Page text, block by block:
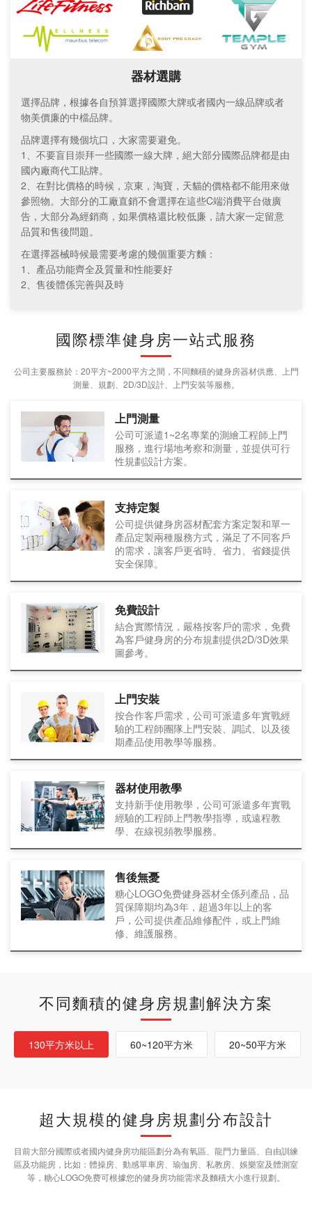
器材選購
選擇品牌，根據各自預算選擇國際大牌或者國內一線品牌或者
物美價廉的中檔品牌。
品牌選擇有幾個坑口，大家需要避免。
1、不要盲目崇拜一些國際一線大牌，絕大部分國際品牌都是由
國內廠商代工貼牌。
2、在對比價格的時候，京東，淘寶，天貓的價格都不能用來做
參照物。大部分的工廠直銷不會選擇在這些C端消費平台做廣
告，大部分為經銷商，如果價格還比較低廉，請大家一定留意
品質和售後問題。
在選擇器械時候最需要考慮的幾個重要方麵：
1、產品功能齊全及質量和性能要好
2、售後體係完善與及時
國際標準健身房一站式服務
公司主要服務於：20平方~2000平方之間，不同麵積的健身房器材供應、上門
測量、規劃、2D/3D設計、上門安裝等服務。
上門測量
公司可派遣1~2名專業的測繪工程師上門
服務，進行場地考察和測量，並提供可行
性規劃設計方案。
支持定製
公司提供健身房器材配套方案定製和單一
產品定製兩種服務方式，滿足了不同客戶
的需求，讓客戶更省時、省力、省錢提供
安全保障。
免費設計
結合實際情況，嚴格按客戶的需求，免費
為客戶健身房的分布規劃提供2D/3D效果
圖參考。
上門安裝
按合作客戶需求，公司可派遣多年實戰經
驗的工程師團隊上門安裝、調試、以及後
期產品使用教學等服務。
器材使用教學
支持新手使用教學，公司可派遣多年實戰
經驗的工程師上門教學指導，或遠程教
學、在線視頻教學服務。
售後無憂
糖心LOGO免费健身器材全係列產品，品
質保障期均為3年，超過3年以上的客
戶，公司提供產品維修配件，或上門維
修、維護服務。
不同麵積的健身房規劃解決方案
130平方米以上 60~120平方米 20~50平方米
超大規模的健身房規劃分布設計
目前大部分國際或者國內健身房功能區劃分為有氧區、龍門力量區、自由訓練
區及功能房，比如：體操房、動感單車房、瑜伽房、私教房、娛樂室及體測室
等，糖心LOGO免费可根據您的健身房功能需求及麵積大小進行規劃。